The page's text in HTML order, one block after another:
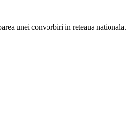
unei convorbiri in reteaua nationala.